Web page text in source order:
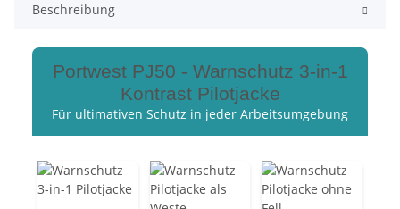
Beschreibung
Portwest PJ50 - Warnschutz 3-in-1
Kontrast Pilotjacke
Für ultimativen Schutz in jeder Arbeitsumgebung